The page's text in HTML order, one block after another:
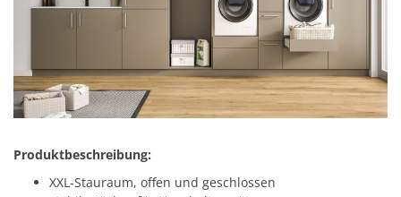
Produktbeschreibung:
XXL-Stauraum, offen und geschlossen